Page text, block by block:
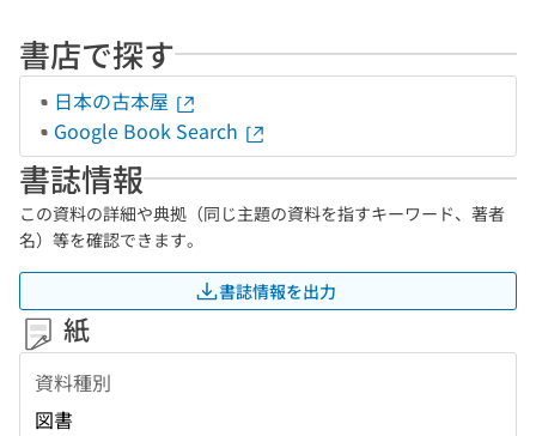
書店で探す
日本の古本屋
Google Book Search
書誌情報
この資料の詳細や典拠（同じ主題の資料を指すキーワード、著者
名）等を確認できます。
書誌情報を出力
紙
資料種別
図書